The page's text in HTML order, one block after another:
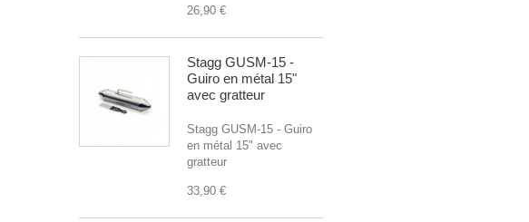
26,90 €
Stagg GUSM-15 -
Guiro en métal 15"
avec gratteur
Stagg GUSM-15 - Guiro
en métal 15" avec
gratteur
33,90 €